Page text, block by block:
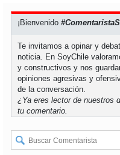
¡Bienvenido
Te invitamos a opinar y
noticia. En SoyChile
y constructivos y nos
opiniones agresivas y
de la conversación.
¿Ya eres lector de nuestros
tu comentario.